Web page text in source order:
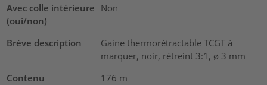
Avec colle intérieure
(oui/non)
Non
Brève description
Gaine thermorétractable TCGT à
marquer, noir, rétreint 3:1, ø 3 mm
Contenu
176 m